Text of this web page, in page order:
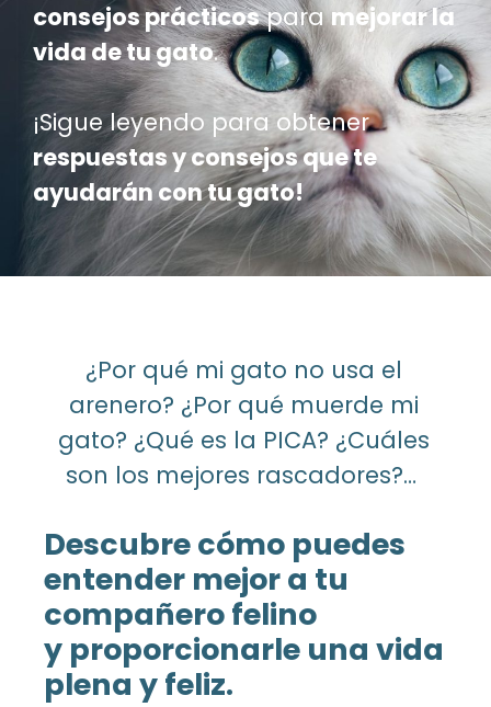
consejos prácticosparamejorar la
vida de tu gato.
¡Sigue leyendo para obtener
respuestas y consejos que te
ayudarán con tu gato!
¿Por qué mi gato no usa el
arenero? ¿Por qué muerde mi
gato? ¿Qué es la PICA? ¿Cuáles
son los mejores rascadores?…
Descubre cómo puedes
entender mejor a tu
compañero felino
y proporcionarle una vida
plena y feliz.